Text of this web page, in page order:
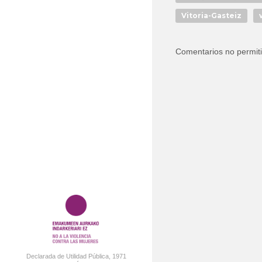
Vitoria-Gasteiz
Comentarios no
Declarada de Utilidad Pública, 1971